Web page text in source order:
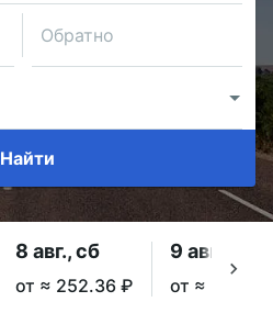
Обратно
Найти
8 авг., сб
от ≈ 252.36 ₽
9 авг., вс
от ≈